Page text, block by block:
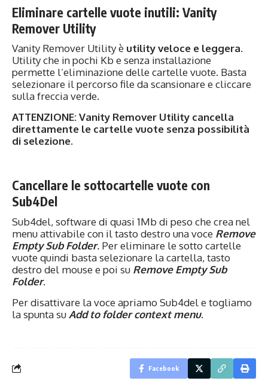
Eliminare cartelle vuote inutili: Vanity
Remover Utility
Vanity Remover Utility è utility veloce e leggera.
Utility che in pochi Kb e senza installazione
permette l’eliminazione delle cartelle vuote. Basta
selezionare il percorso file da scansionare e cliccare
sulla freccia verde.
ATTENZIONE: Vanity Remover Utility cancella
direttamente le cartelle vuote senza possibilità
di selezione.
Cancellare le sottocartelle vuote con
Sub4Del
Sub4del, software di quasi 1Mb di peso che crea nel
menu attivabile con il tasto destro una voce Remove
Empty SubFolder. Per eliminare le sotto cartelle
vuote quindi basta selezionare la cartella, tasto
destro del mouse e poi su Remove Empty Sub
Folder.
Per disattivare la voce apriamo Sub4del e togliamo
la spunta suAdd to folder context menu.
Facebook